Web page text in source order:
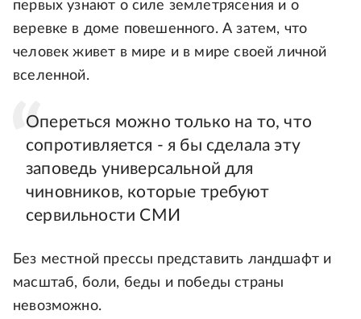
первых узнают о силе землетрясения и о
веревке в доме повешенного. А затем, что
человек живет в мире и в мире своей личной
вселенной.
Опереться можно только на то, что
сопротивляется - я бы сделала эту
заповедь универсальной для
чиновников, которые требуют
сервильности СМИ
Без местной прессы представить ландшафт и
масштаб, боли, беды и победы страны
невозможно.